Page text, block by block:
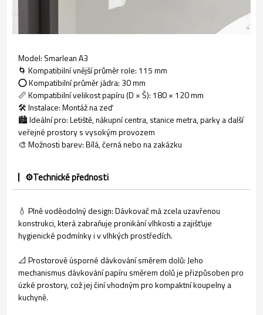
Model: Smarlean A3
🌀 Kompatibilní vnější průměr role: 115 mm
⭕ Kompatibilní průměr jádra: 30 mm
📏 Kompatibilní velikost papíru (D × Š): 180 × 120 mm
🛠️ Instalace: Montáž na zeď
🏙️ Ideální pro: Letiště, nákupní centra, stanice metra, parky a další
veřejné prostory s vysokým provozem
🎨 Možnosti barev: Bílá, černá nebo na zakázku
⚙️Technické přednosti
💧 Plně voděodolný design: Dávkovač má zcela uzavřenou
konstrukci, která zabraňuje pronikání vlhkosti a zajišťuje
hygienické podmínky i v vlhkých prostředích.
📐 Prostorově úsporné dávkování směrem dolů: Jeho
mechanismus dávkování papíru směrem dolů je přizpůsoben pro
úzké prostory, což jej činí vhodným pro kompaktní koupelny a
kuchyně.